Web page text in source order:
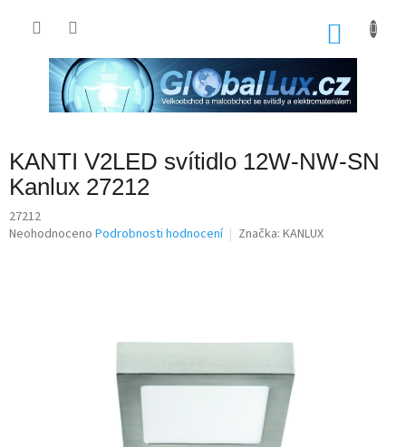
KANTI V2LED svítidlo 12W-NW-SN
Kanlux 27212
27212
Průměrné
Neohodnoceno Podrobnosti hodnocení Značka: KANLUX